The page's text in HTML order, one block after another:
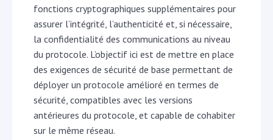
fonctions cryptographiques supplémentaires pour
assurer l’intégrité, l’authenticité et, si nécessaire,
la confidentialité des communications au niveau
du protocole. L’objectif ici est de mettre en place
des exigences de sécurité de base permettant de
déployer un protocole amélioré en termes de
sécurité, compatibles avec les versions
antérieures du protocole, et capable de cohabiter
sur le même réseau.